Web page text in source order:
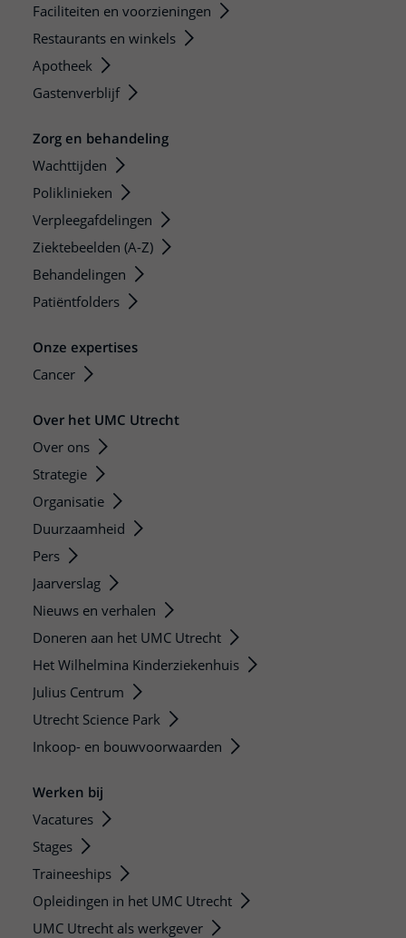
Faciliteiten en voorzieningen
Restaurants en winkels
Apotheek
Gastenverblijf
Zorg en behandeling
Wachttijden
Poliklinieken
Verpleegafdelingen
Ziektebeelden (A-Z)
Behandelingen
Patiëntfolders
Onze expertises
Cancer
Over het UMC Utrecht
Over ons
Strategie
Organisatie
Duurzaamheid
Pers
Jaarverslag
Nieuws en verhalen
Doneren aan het UMC Utrecht
Het Wilhelmina Kinderziekenhuis
Julius Centrum
Utrecht Science Park
Inkoop- en bouwvoorwaarden
Werken bij
Vacatures
Stages
Traineeships
Opleidingen in het UMC Utrecht
UMC Utrecht als werkgever